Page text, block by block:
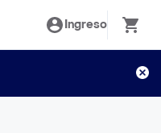
Ingreso